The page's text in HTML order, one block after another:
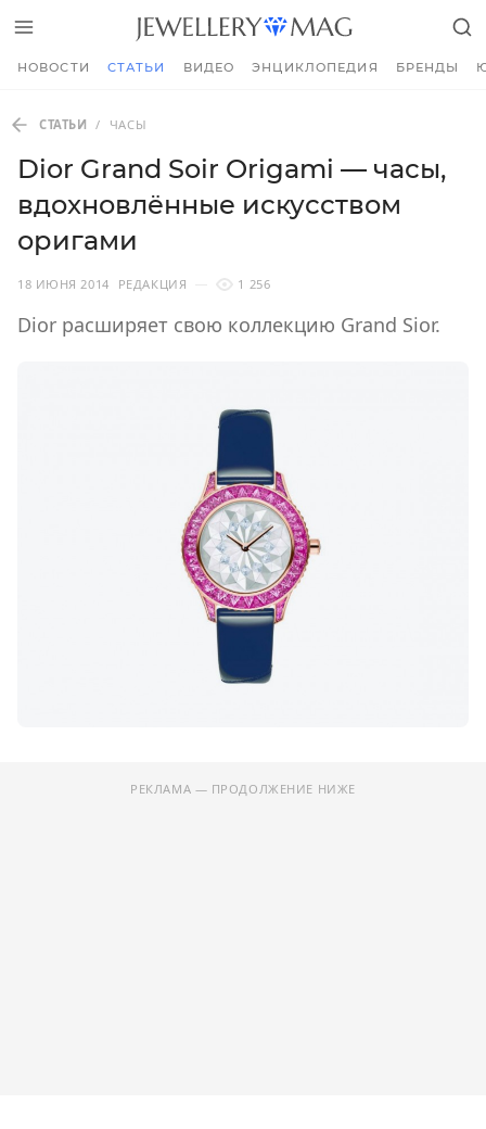
НОВОСТИ СТАТЬИ ВИДЕО ЭНЦИКЛОПЕДИЯ БРЕНДЫ
СТАТЬИ / ЧАСЫ
Dior Grand Soir Origami — часы,
вдохновлённые искусством
оригами
18 ИЮНЯ 2014 РЕДАКЦИЯ 1 256
Dior расширяет свою коллекцию Grand Sior.
РЕКЛАМА — ПРОДОЛЖЕНИЕ НИЖЕ